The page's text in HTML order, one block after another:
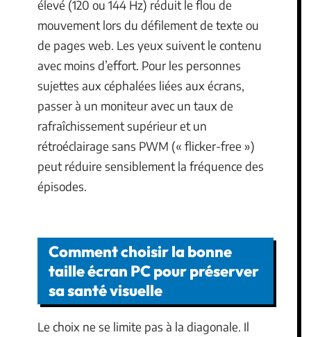
élevé (120 ou 144 Hz) réduit le flou de
mouvement lors du défilement de texte ou
de pages web. Les yeux suivent le contenu
avec moins d’effort. Pour les personnes
sujettes aux céphalées liées aux écrans,
passer à un moniteur avec un taux de
rafraîchissement supérieur et un
rétroéclairage sans PWM (« flicker-free »)
peut réduire sensiblement la fréquence des
épisodes.
Comment choisir la bonne
taille écran PC pour préserver
sa santé visuelle
Le choix ne se limite pas à la diagonale. Il